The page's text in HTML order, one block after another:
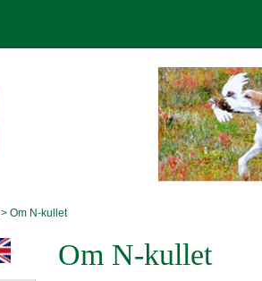
> Om N-kullet
Om N-kullet